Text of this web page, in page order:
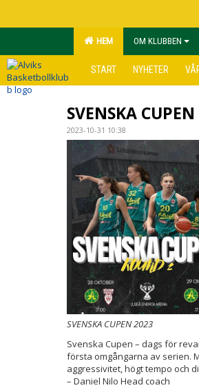
HEM OM KLUBBEN
START NYHETER
SVENSKA CUPEN
2023-10-31 10:38
SVENSKA CUPEN 2023
Svenska Cupen – dags för
första omgångarna av serien.
aggressivitet, högt tempo och
– Daniel Nilo Head coach